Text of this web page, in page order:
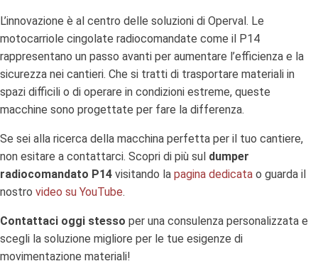
L’innovazione è al centro delle soluzioni di Operval. Le
motocarriole cingolate radiocomandate come il P14
rappresentano un passo avanti per aumentare l’efficienza e la
sicurezza nei cantieri. Che si tratti di trasportare materiali in
spazi difficili o di operare in condizioni estreme, queste
macchine sono progettate per fare la differenza.
Se sei alla ricerca della macchina perfetta per il tuo cantiere,
non esitare a contattarci. Scopri di più sul dumper
radiocomandato P14 visitando la pagina dedicata o guarda il
nostro video su YouTube.
Contattaci oggi stesso per una consulenza personalizzata e
scegli la soluzione migliore per le tue esigenze di
movimentazione materiali!